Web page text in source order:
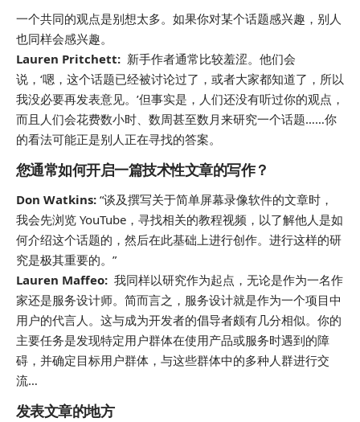
一个共同的观点是别想太多。如果你对某个话题感兴趣，别人
也同样会感兴趣。
Lauren Pritchett: 新手作者通常比较羞涩。他们会
说，‘嗯，这个话题已经被讨论过了，或者大家都知道了，所以
我没必要再发表意见。’但事实是，人们还没有听过你的观点，
而且人们会花费数小时、数周甚至数月来研究一个话题……你
的看法可能正是别人正在寻找的答案。
您通常如何开启一篇技术性文章的写作？
Don Watkins: “谈及撰写关于简单屏幕录像软件的文章时，
我会先浏览 YouTube，寻找相关的教程视频，以了解他人是如
何介绍这个话题的，然后在此基础上进行创作。进行这样的研
究是极其重要的。”
Lauren Maffeo: 我同样以研究作为起点，无论是作为一名作
家还是服务设计师。简而言之，服务设计就是作为一个项目中
用户的代言人。这与成为开发者的倡导者颇有几分相似。你的
主要任务是发现特定用户群体在使用产品或服务时遇到的障
碍，并确定目标用户群体，与这些群体中的多种人群进行交
流…
发表文章的地方